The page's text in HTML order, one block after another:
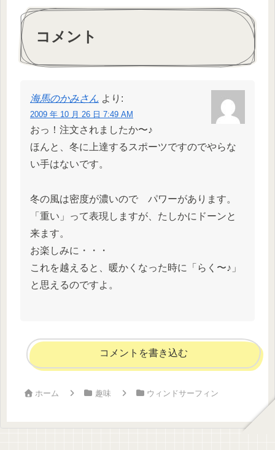
コメント
海馬のかみさん より:
2009 年 10 月 26 日 7:49 AM
おっ！注文されましたか〜♪
ほんと、冬に上達するスポーツですのでやらな
い手はないです。
冬の風は密度が濃いので パワーがあります。
「重い」って表現しますが、たしかにドーンと
来ます。
お楽しみに・・・
これを越えると、暖かくなった時に「らく〜♪」
と思えるのですよ。
コメントを書き込む
ホーム 趣味 ウィンドサーフィン